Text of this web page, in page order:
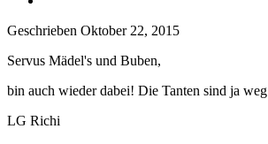
Geschrieben Oktober 22, 2015
Servus Mädel's und Buben,
bin auch wieder dabei! Die Tanten sind ja weg
LG Richi